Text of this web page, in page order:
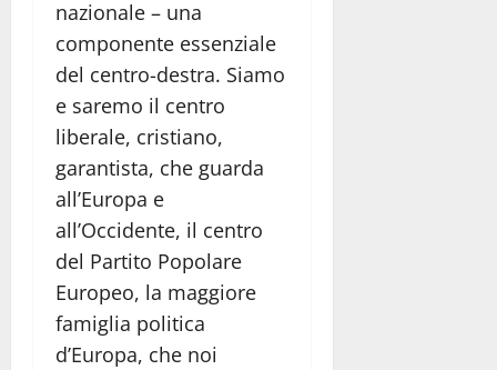
nazionale – una
componente essenziale
del centro-destra. Siamo
e saremo il centro
liberale, cristiano,
garantista, che guarda
all’Europa e
all’Occidente, il centro
del Partito Popolare
Europeo, la maggiore
famiglia politica
d’Europa, che noi